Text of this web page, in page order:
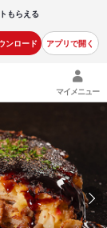
もらえる
ンロード アプリで開く
マイメニュー